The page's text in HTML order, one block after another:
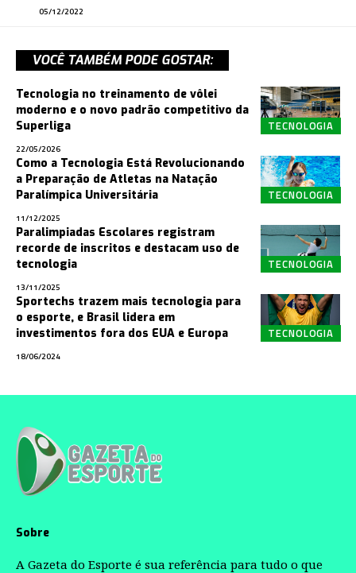
05/12/2022
VOCÊ TAMBÉM PODE GOSTAR:
TECNOLOGIA
Tecnologia no treinamento de vôlei
moderno e o novo padrão competitivo da
Superliga
22/05/2026
TECNOLOGIA
Como a Tecnologia Está Revolucionando
a Preparação de Atletas na Natação
Paralímpica Universitária
11/12/2025
TECNOLOGIA
Paralimpiadas Escolares registram
recorde de inscritos e destacam uso de
tecnologia
13/11/2025
TECNOLOGIA
Sportechs trazem mais tecnologia para
o esporte, e Brasil lidera em
investimentos fora dos EUA e Europa
18/06/2024
Sobre
A Gazeta do Esporte é sua referência para tudo o que